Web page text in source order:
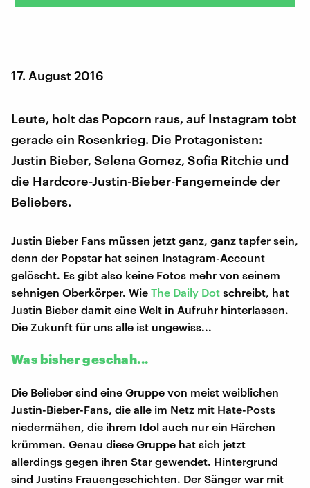
17. August 2016
Leute, holt das Popcorn raus, auf Instagram tobt
gerade ein Rosenkrieg. Die Protagonisten:
Justin Bieber, Selena Gomez, Sofia Ritchie und
die Hardcore-Justin-Bieber-Fangemeinde der
Beliebers.
Justin Bieber Fans müssen jetzt ganz, ganz tapfer sein,
denn der Popstar hat seinen Instagram-Account
gelöscht. Es gibt also keine Fotos mehr von seinem
sehnigen Oberkörper. Wie The Daily Dot schreibt, hat
Justin Bieber damit eine Welt in Aufruhr hinterlassen.
Die Zukunft für uns alle ist ungewiss...
Was bisher geschah...
Die Belieber sind eine Gruppe von meist weiblichen
Justin-Bieber-Fans, die alle im Netz mit Hate-Posts
niedermähen, die ihrem Idol auch nur ein Härchen
krümmen. Genau diese Gruppe hat sich jetzt
allerdings gegen ihren Star gewendet. Hintergrund
sind Justins Frauengeschichten. Der Sänger war mit